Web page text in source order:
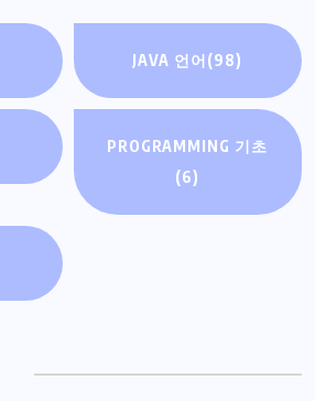
JAVA 언어(98)
PROGRAMMING 기초
(6)